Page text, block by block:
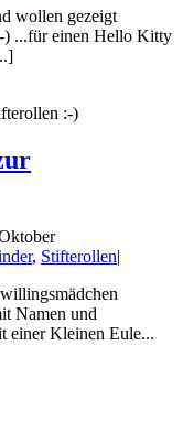
wollen gezeigt
) ...für einen Hello Kitty
:-)
, Stifterollen|
Namen und
einer Kleinen Eule...